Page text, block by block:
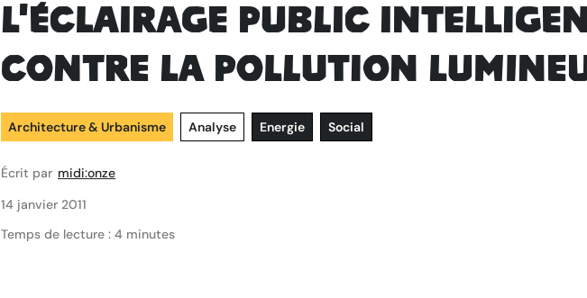
L'éclairage public
contre la pollution
Architecture & Urbanisme Analyse Energie Social
Écrit par midi:onze
14 janvier 2011
Temps de lecture : 4 minutes